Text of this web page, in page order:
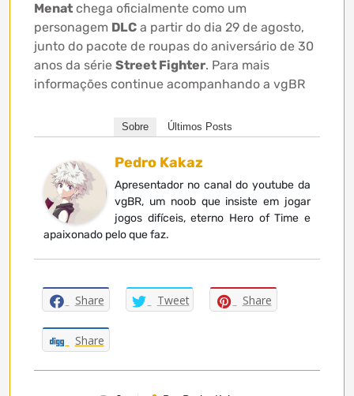
Menat chega oficialmente como um
personagem DLC a partir do dia 29 de agosto,
junto do pacote de roupas do aniversário de 30
anos da série Street Fighter. Para mais
informações continue acompanhando a vgBR
Sobre Últimos Posts
Pedro Kakaz
Apresentador no canal do youtube da
vgBR, um noob que insiste em jogar
jogos difíceis, eterno Hero of Time e
apaixonado pelo que faz.
Share Tweet Share
Share